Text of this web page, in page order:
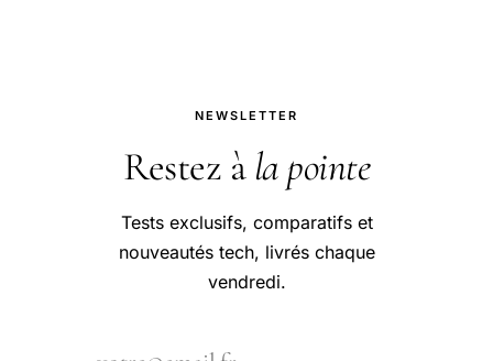
NEWSLETTER
Restez à la pointe
Tests exclusifs, comparatifs et
nouveautés tech, livrés chaque
vendredi.